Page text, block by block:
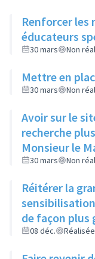
Renforcer les
éducateurs
30 mars Non
Mettre en
30 mars Non
Avoir sur le
recherche
Monsieur le
30 mars Non
Réitérer la
de façon plus
ses réseaux
08 déc. Réalisée